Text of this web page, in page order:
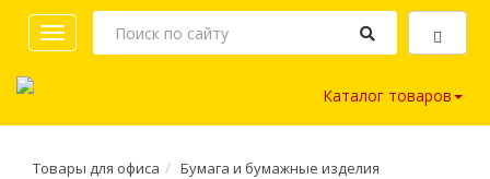
Toggle
navigation
Каталог товаров
Товары для офиса
Бумага и бумажные изделия